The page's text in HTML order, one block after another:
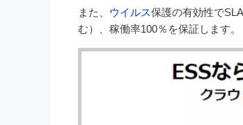
また、 ウイルス保護の有効性で
む）、稼働率100％を保証します。